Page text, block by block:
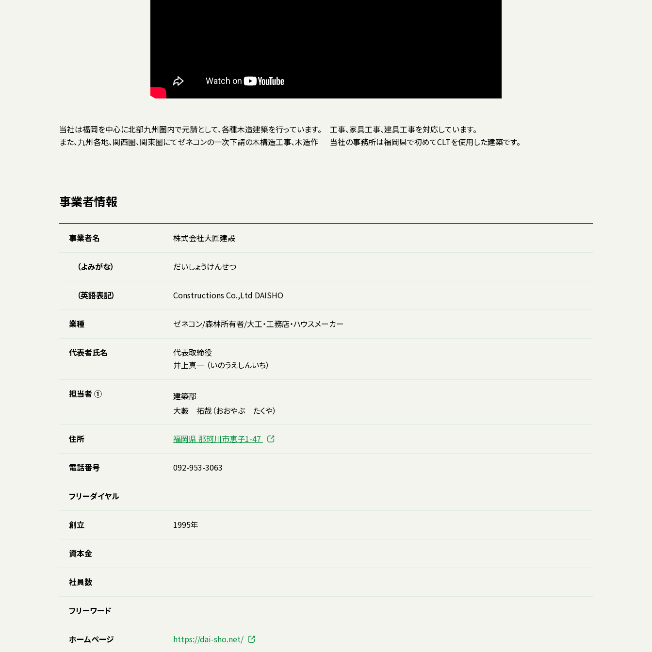
当社は福岡を中心に北部九州圏内で元請として、各種木造建築を行っています。
また、九州各地、関西圏、関東圏にてゼネコンの一次下請の木構造工事、木造作
工事、家具工事、建具工事を対応しています。
当社の事務所は福岡県で初めてCLTを使用した建築です。
事業者情報
事業者名 株式会社大匠建設
（よみがな） だいしょうけんせつ
（英語表記） Constructions Co.,Ltd DAISHO
業種 ゼネコン/森林所有者/大工・工務店・ハウスメーカー
代表者氏名
代表取締役
井上真一 （いのうえしんいち）
担当者 ①
建築部
大藪 拓哉（おおやぶ たくや）
住所 福岡県 那珂川市恵子1-47
電話番号 092-953-3063
フリーダイヤル
創立 1995年
資本金
社員数
フリーワード
ホームページ https://dai-sho.net/